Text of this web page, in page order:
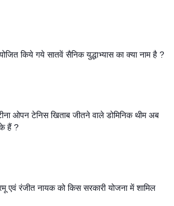
किये गये सातवें सैनिक युद्धाभ्यास का क्या नाम है ?
ओपन टेनिस खिताब जीतने वाले डोमिनिक थीम अब
हैं ?
एवं रंजीत नायक को किस सरकारी योजना में शामिल